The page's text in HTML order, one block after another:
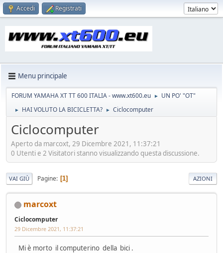
Accedi Registrati
Menu principale
FORUM YAMAHA XT TT 600 ITALIA - www.xt600.eu ► UN PO' "OT"
► HAI VOLUTO LA BICICLETTA? ► Ciclocomputer
Ciclocomputer
Aperto da marcoxt, 29 Dicembre 2021, 11:37:21
0 Utenti e 2 Visitatori stanno visualizzando questa discussione.
VAI GIÙ Pagine 1 AZIONI
marcoxt
Ciclocomputer
29 Dicembre 2021, 11:37:21
Mi è morto il computerino della bici .